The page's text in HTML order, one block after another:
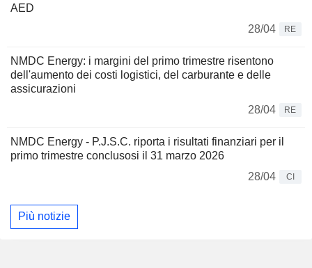
AED
28/04
RE
NMDC Energy: i margini del primo trimestre risentono
dell'aumento dei costi logistici, del carburante e delle
assicurazioni
28/04
RE
NMDC Energy - P.J.S.C. riporta i risultati finanziari per il
primo trimestre conclusosi il 31 marzo 2026
28/04
CI
Più notizie